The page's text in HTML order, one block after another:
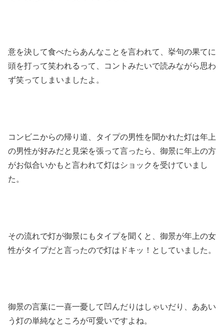
意を決して食べたらあんなことを言われて、挙句の果てに
頭を打って笑われるって、コントみたいで読みながら思わ
ず笑ってしまいましたよ。
コンビニからの帰り道、タイプの男性を聞かれた灯は年上
の男性が好みだと見栄を張って言ったら、御景に年上の方
がお似合いかもと言われて灯はショックを受けていまし
た。
その流れで灯が御景にもタイプを聞くと、御景が年上の女
性がタイプだと言ったので灯はドキッ！としていました。
御景の言葉に一喜一憂して凹んだりはしゃいだり、ああい
う灯の単純なところが可愛いですよね。